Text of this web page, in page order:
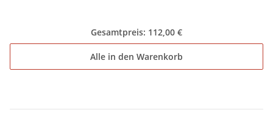
Gesamtpreis: 112,00 €
Alle in den Warenkorb